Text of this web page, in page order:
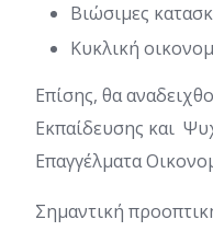
Βιώσιμες
Κυκλική
Επίσης, θα
Εκπαίδευσης και
Επαγγέλματα
Σημαντική